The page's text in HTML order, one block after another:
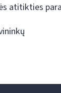
atitikties